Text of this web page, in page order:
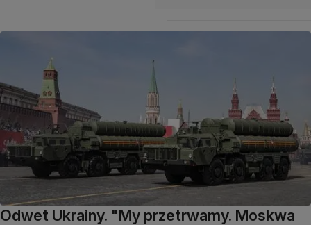
Odwet Ukrainy. "My przetrwamy. Moskwa